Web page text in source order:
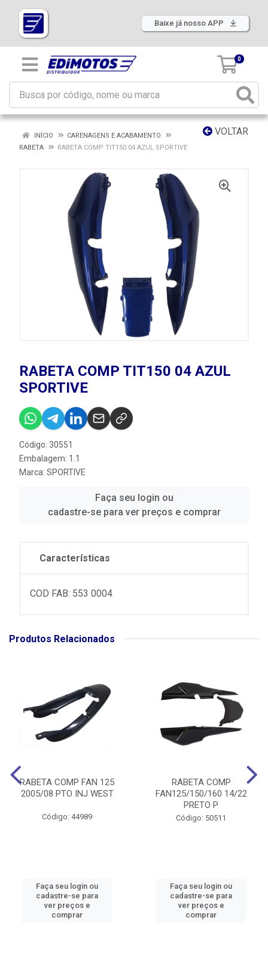
Baixe já nosso APP
0
VOLTAR
INÍCIO
CARENAGENS E ACABAMENTO
RABETA
RABETA COMP TIT150 04 AZUL SPORTIVE
RABETA COMP TIT150 04 AZUL
SPORTIVE
Código: 30551
Embalagem: 1.1
Marca: SPORTIVE
Faça seu login ou
cadastre-se para ver preços e comprar
Características
COD FAB: 553 0004
Produtos Relacionados
RABETA COMP FAN 125
2005/08 PTO INJ WEST
Código: 44989
Faça seu login ou
cadastre-se para
ver preços e
comprar
RABETA COMP
FAN125/150/160 14/22
PRETO P
Código: 50511
Faça seu login ou
cadastre-se para
ver preços e
comprar